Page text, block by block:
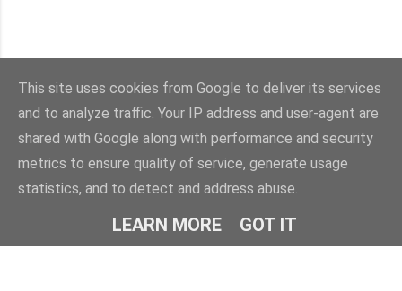
Använder Blogger
This site uses cookies from Google to deliver its services
and to analyze traffic. Your IP address and user-agent are
shared with Google along with performance and security
metrics to ensure quality of service, generate usage
statistics, and to detect and address abuse.
LEARN MORE GOT IT